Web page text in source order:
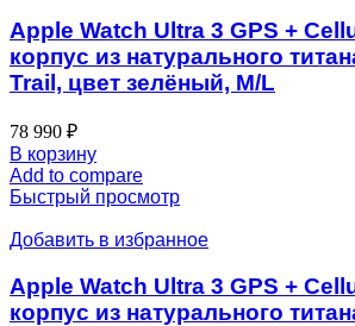
Apple Watch Ultra 3 GPS +
корпус из натурального
Trail, цвет зелёный, M/L
78 990 ₽
В корзину
Add to compare
Быстрый просмотр
Добавить в избранное
Apple Watch Ultra 3 GPS +
корпус из натурального